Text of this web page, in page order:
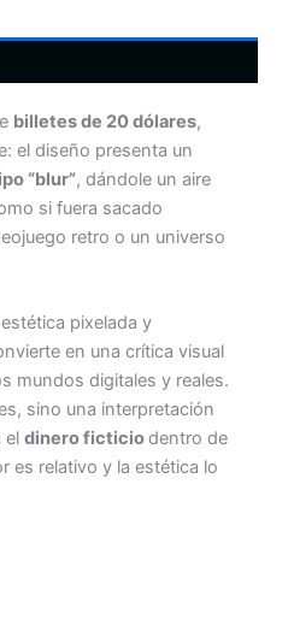
billetes de 20 dólares,
el diseño presenta un
“blur”, dándole un aire
si fuera sacado
retro o un universo
pixelada y
en una crítica visual
mundos digitales y reales.
sino una interpretación
el dinero ficticiodentro de
es relativo y la estética lo